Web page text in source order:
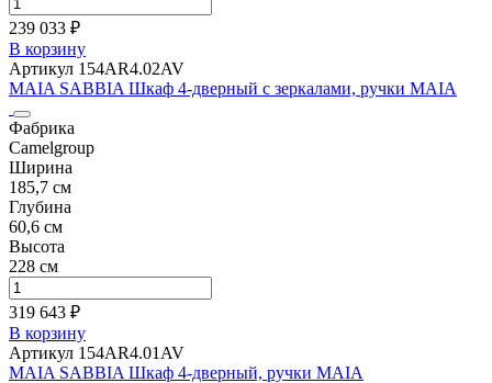
239 033 ₽
В корзину
Артикул 154AR4.02AV
MAIA SABBIA Шкаф 4-дверный с зеркалами, ручки MAIA
Фабрика
Camelgroup
Ширина
185,7 см
Глубина
60,6 см
Высота
228 см
319 643 ₽
В корзину
Артикул 154AR4.01AV
MAIA SABBIA Шкаф 4-дверный, ручки MAIA